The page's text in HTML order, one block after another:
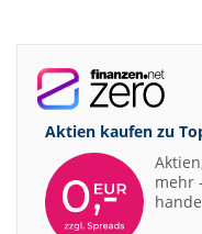
Aktien kaufen zu
mehr